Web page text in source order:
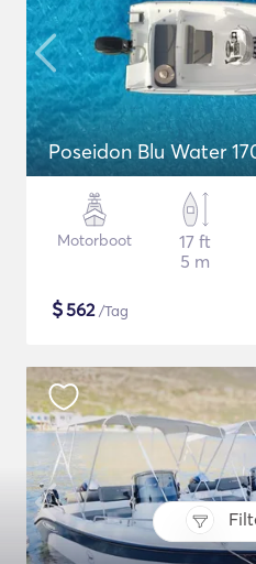
Poseidon Blu Water
Motorboot
17 ft
5 m
$562/Tag